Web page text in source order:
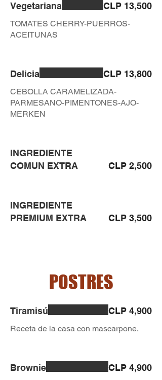
Vegetariana
TOMATES CHERRY-PUERROS-
ACEITUNAS
CLP 13,500
Delicia
CEBOLLA CARAMELIZADA-
PARMESANO-PIMENTONES-AJO-
MERKEN
CLP 13,800
INGREDIENTE
COMUN EXTRA
CLP 2,500
INGREDIENTE
PREMIUM EXTRA
CLP 3,500
POSTRES
Tiramisú
Receta de la casa con mascarpone.
CLP 4,900
Brownie CLP 4,900